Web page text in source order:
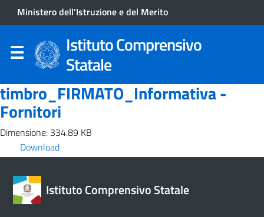
Ministero dell'Istruzione e del Merito
Istituto Comprensivo
Statale
timbro_FIRMATO_Informativa -
Fornitori
Dimensione: 334.89 KB
Download
Istituto Comprensivo Statale